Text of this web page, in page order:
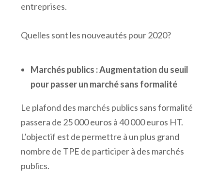
entreprises.
Quelles sont les nouveautés pour 2020?
Marchés publics : Augmentation du seuil
pour passer un marché sans formalité
Le plafond des marchés publics sans formalité
passera de 25 000 euros à 40 000 euros HT.
L’objectif est de permettre à un plus grand
nombre de TPE de participer à des marchés
publics.